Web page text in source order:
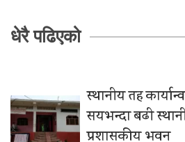
धेरै पढिएको
स्थानीय तह
सयभन्दा बढी
प्रशासकीय भवन